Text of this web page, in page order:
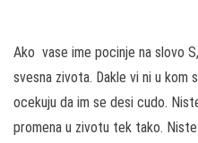
Ako vase ime pocinje na slovo
svesna zivota. Dakle vi ni u kom
ocekuju da im se desi cudo.
promena u zivotu tek tako.